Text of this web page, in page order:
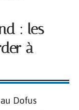
: les
à
Dofus